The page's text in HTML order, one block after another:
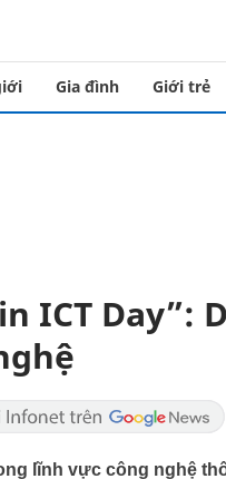
Gia đình Giới trẻ
ICT Day”:
lĩnh vực công nghệ